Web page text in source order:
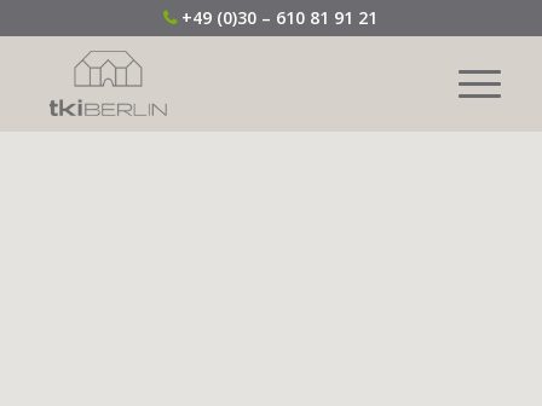
+49 (0)30 – 610 81 91 21